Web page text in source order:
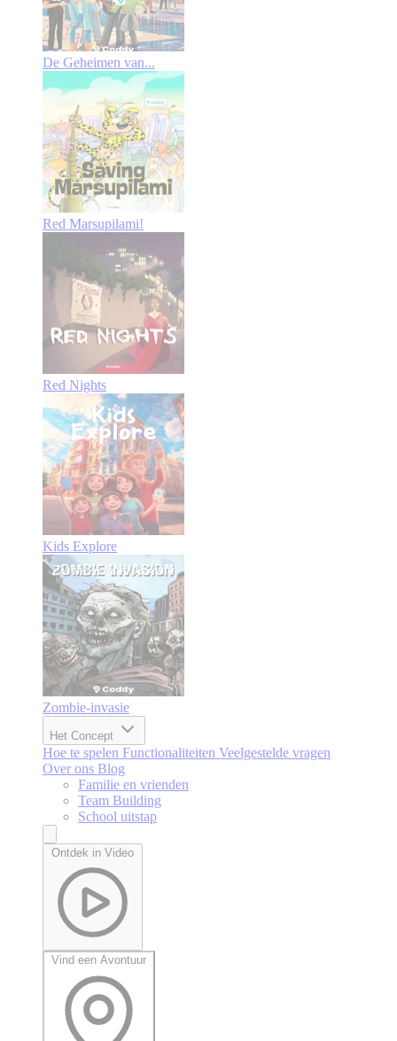
De Geheimen van...
Red Marsupilami!
Red Nights
Kids Explore
Zombie-invasie
Het Concept
Hoe te spelen Functionaliteiten Veelgestelde vragen
Over ons Blog
Familie en vrienden
Team Building
School uitstap
Ontdek in Video
Vind een Avontuur